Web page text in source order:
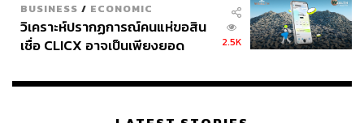
BUSINESS / ECONOMIC
วิเคราะห์ปรากฏการณ์คนแห่ขอสิน
เชื่อ CLICX อาจเป็นเพียงยอด
เรือนไทยที่ถูกซุกไว้
2.5K